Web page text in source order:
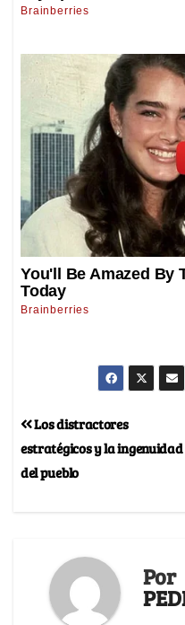
Los distractores
estratégicos y la ingenuidad
del pueblo
Por